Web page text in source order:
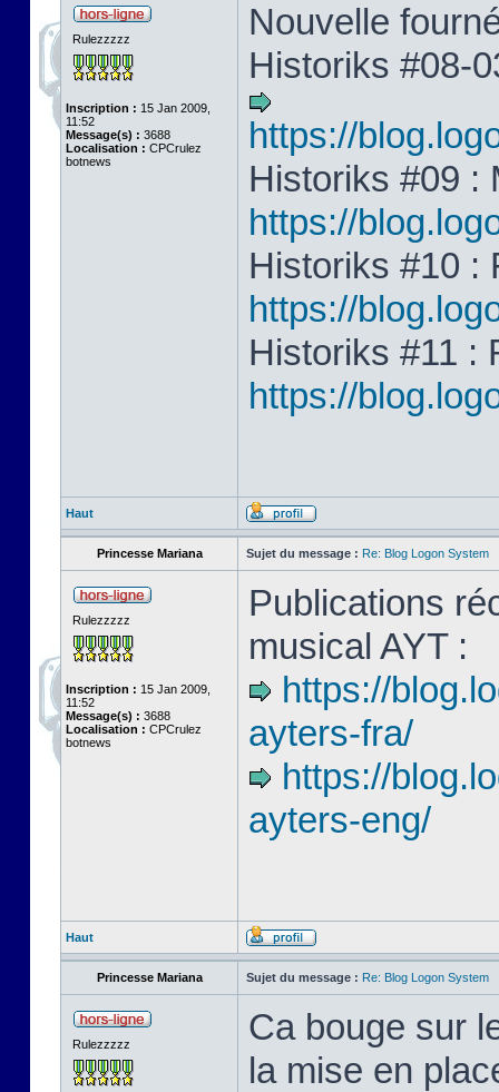
Rulezzzzz
Inscription : 15 Jan 2009,
11:52
Message(s) : 3688
Localisation : CPCrulez
botnews
Nouvelle
Historiks #08-
https://
Historiks #09 :
https://
Historiks #10 :
https://
Historiks #11 :
https://
Haut
Princesse Mariana Sujet du message : Re: Blog Logon System
Rulezzzzz
Inscription : 15 Jan 2009,
11:52
Message(s) : 3688
Localisation : CPCrulez
botnews
Publications
musical AYT :
https://
ayters-fra/
https://
ayters-eng/
Haut
Princesse Mariana Sujet du message : Re: Blog Logon System
Rulezzzzz
Ca bouge sur
la mise en